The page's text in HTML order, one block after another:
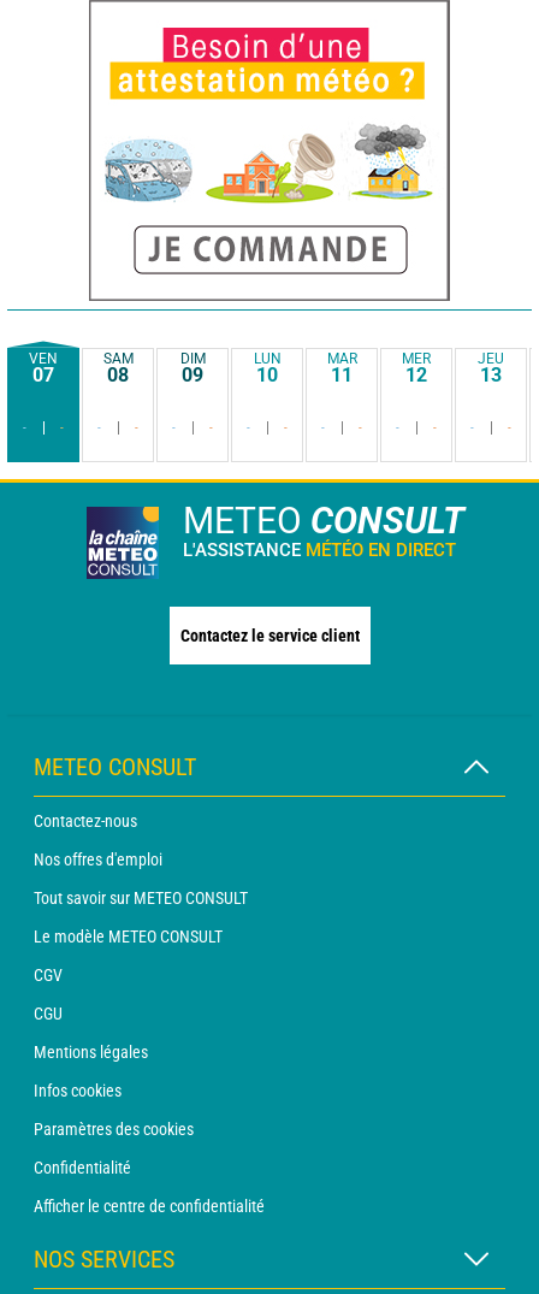
VEN
07
- -
SAM
08
- -
DIM
09
- -
LUN
10
- -
MAR
11
- -
MER
12
- -
JEU
13
- -
METEO CONSULT
L'ASSISTANCE MÉTÉO EN DIRECT
Contactez le service client
METEO CONSULT
Contactez-nous
Nos offres d'emploi
Tout savoir sur METEO CONSULT
Le modèle METEO CONSULT
CGV
CGU
Mentions légales
Infos cookies
Paramètres des cookies
Confidentialité
Afficher le centre de confidentialité
NOS SERVICES